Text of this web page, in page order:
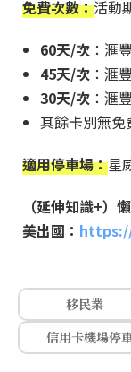
免費次數：活動
60天/次 ：滙
45天/次 ：滙
30天/次 ：滙
其餘卡別無免
適用停車場：星
（延伸知識+）
美出國：
移民業
信用卡機場停